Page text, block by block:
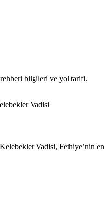
bilgileri ve yol tarifi.
Vadisi
Vadisi, Fethiye’nin